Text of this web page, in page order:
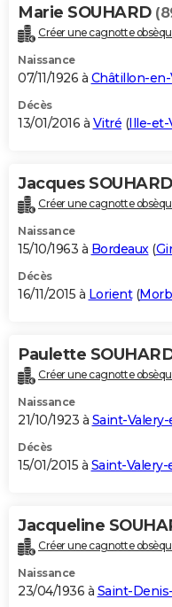
Marie SOUHARD
Créer une cagnotte
Naissance
07/11/1926 à Châtillon-
Décès
13/01/2016 à Vitré (Ille-et-
Jacques SOUHARD
Créer une cagnotte
Naissance
15/10/1963 à Bordeaux(
Décès
16/11/2015 à Lorient(
Paulette
Créer une cagnotte
Naissance
21/10/1923 à Saint-
Décès
15/01/2015 à Saint-Valery-
Jacqueline
Créer une cagnotte
Naissance
23/04/1936 à Saint-